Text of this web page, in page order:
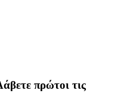
πρώτοι τις